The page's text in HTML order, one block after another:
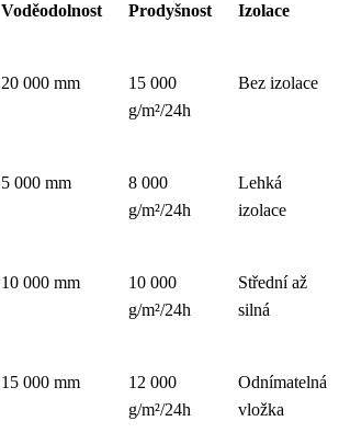
Voděodolnost Prodyšnost Izolace
20 000 mm
15 000
g/m²/24h
Bez izolace
5 000 mm
8 000
g/m²/24h
Lehká
izolace
10 000 mm
10 000
g/m²/24h
Střední až
silná
15 000 mm
12 000
g/m²/24h
Odnímatelná
vložka